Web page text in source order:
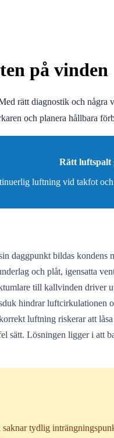
på vinden
rätt diagnostik och några
och planera hållbara
Rätt luftspalt
luftning vid takfot
daggpunkt bildas
och plåt, igensatta
till kallvinden driver
hindrar luftcirkulationen
luftning riskerar att
Lösningen ligger i att
tydlig